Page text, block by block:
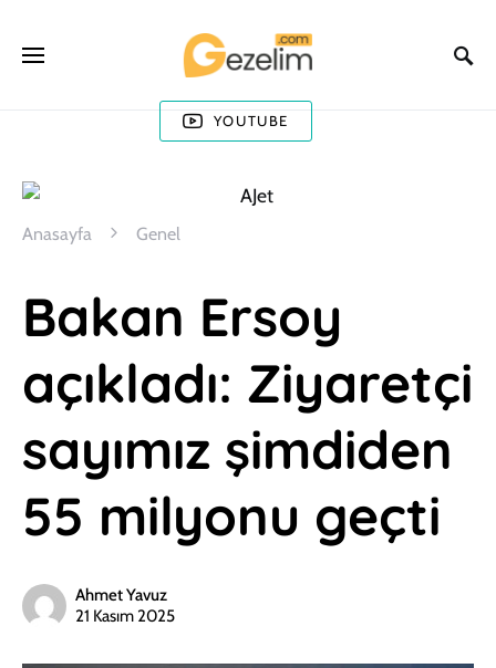
YOUTUBE
Anasayfa Genel
Bakan Ersoy
açıkladı: Ziyaretçi
sayımız şimdiden
55 milyonu geçti
Ahmet Yavuz
21 Kasım 2025